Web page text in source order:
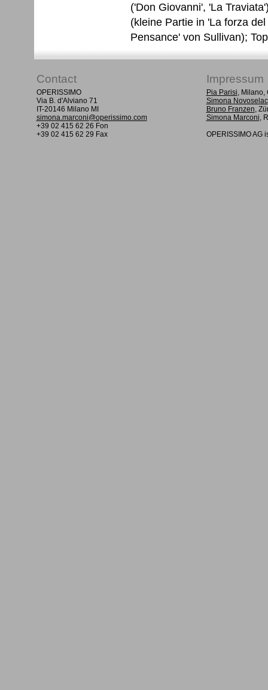
('Don Giovanni', 'La
(kleine Partie in 'La forza
Pensance' von Sullivan);
Contact Impressum
OPERISSIMO
Via B. d'Alviano 71
IT-20146 Milano MI
simona.marconi@operissimo.com
+39 02 415 62 26 Fon
+39 02 415 62 29 Fax
Pia Parisi, Milano,
Simona Novoselac
Bruno Franzen,
Simona Marconi,
OPERISSIMO AG